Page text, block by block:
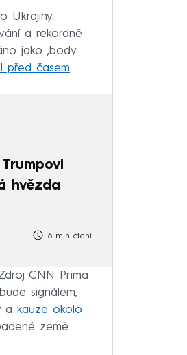
Ukrajiny.
a rekordně
jako ‚body
před časem
hvězda
6 min čtení
CNN Prima
signálem,
a kauze okolo
země.